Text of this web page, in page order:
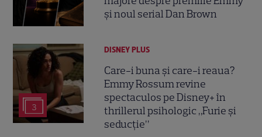
și noul serial Dan Brown
3
DISNEY PLUS
Care-i buna și care-i reaua?
Emmy Rossum revine
spectaculos pe Disney+ în
thrillerul psihologic „Furie și
seducție”